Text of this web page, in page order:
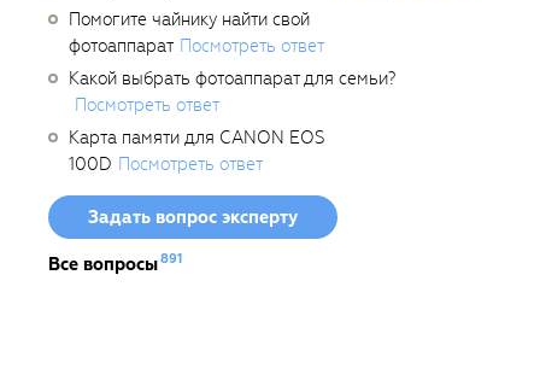
Помогите чайнику найти свой
фотоаппарат Посмотреть ответ
Какой выбрать фотоаппарат для семьи?
Посмотреть ответ
Карта памяти для CANON EOS
100D Посмотреть ответ
Задать вопрос эксперту
Все вопросы891